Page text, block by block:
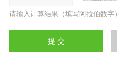
请输入计算结果（填写阿拉伯数字